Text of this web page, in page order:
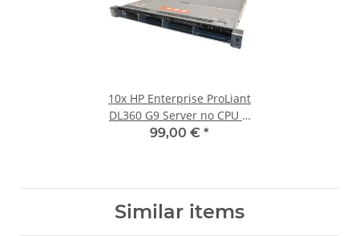
10x HP Enterprise ProLiant
DL360 G9 Server no CPU &
RAM 2x HS/Kühler 4 Bay
99,00 € *
Similar items